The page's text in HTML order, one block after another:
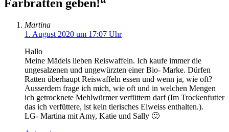
Farbratten geben!“
Martina
1. August 2020 um 17:07 Uhr
Hallo
Meine Mädels lieben Reiswaffeln. Ich kaufe immer die
ungesalzenen und ungewürzten einer Bio- Marke. Dürfen
Ratten überhaupt Reiswaffeln essen und wenn ja, wie oft?
Ausserdem frage ich mich, wie oft und in welchen Mengen
ich getrocknete Mehlwürmer verfüttern darf (Im Trockenfutter
das ich verfüttere, ist kein tierisches Eiweiss enthalten.).
LG- Martina mit Amy, Katie und Sally 🙂